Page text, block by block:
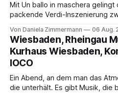
Mit Un ballo in maschera gelingt
packende Verdi-Inszenierung
psychologische Tiefe mit
einem spielfreudigen Ensemble
überzeugenden
Von Daniela Zimmermann 06 Aug.
Wiesbaden, Rheingau
Kurhaus Wiesbaden,
IOCO
Ein Abend, an dem man das Atmen
die unterhält. Es gibt Musik, die